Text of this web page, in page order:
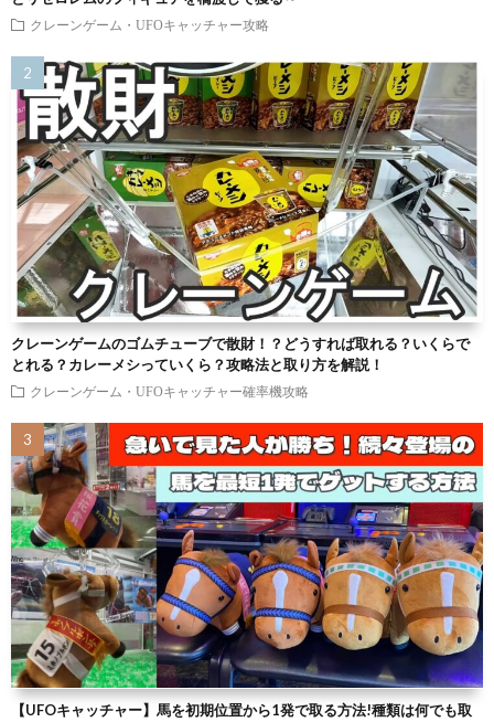
クレーンゲーム・UFOキャッチャー攻略
クレーンゲームのゴムチューブで散財！？どうすれば取れる？いくらで
とれる？カレーメシっていくら？攻略法と取り方を解説！
クレーンゲーム・UFOキャッチャー確率機攻略
【UFOキャッチャー】馬を初期位置から1発で取る方法!種類は何でも取